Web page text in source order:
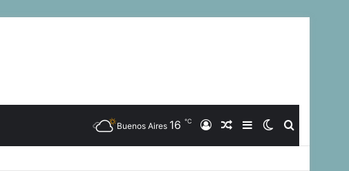
Buscar
Switch
Barra
Artículo
Iniciar
Buenos Aires 16 ℃